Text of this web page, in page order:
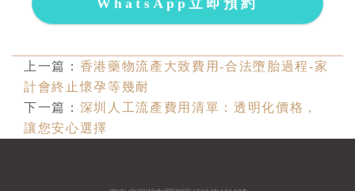
WhatsApp立即預約
上一篇： 香港藥物流產大致費用-合法墮胎過程-家
計會終止懷孕等幾耐
下一篇： 深圳人工流產費用清單：透明化價格，
讓您安心選擇